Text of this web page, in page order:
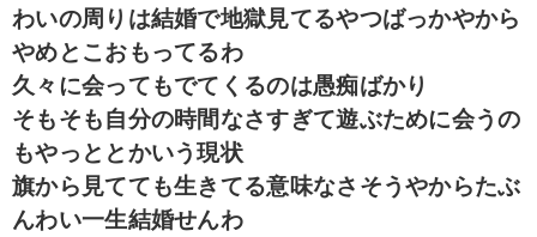
わいの周りは結婚で地獄見てるやつばっかやから
やめとこおもってるわ
久々に会ってもでてくるのは愚痴ばかり
そもそも自分の時間なさすぎて遊ぶために会うの
もやっととかいう現状
旗から見てても生きてる意味なさそうやからたぶ
んわい一生結婚せんわ